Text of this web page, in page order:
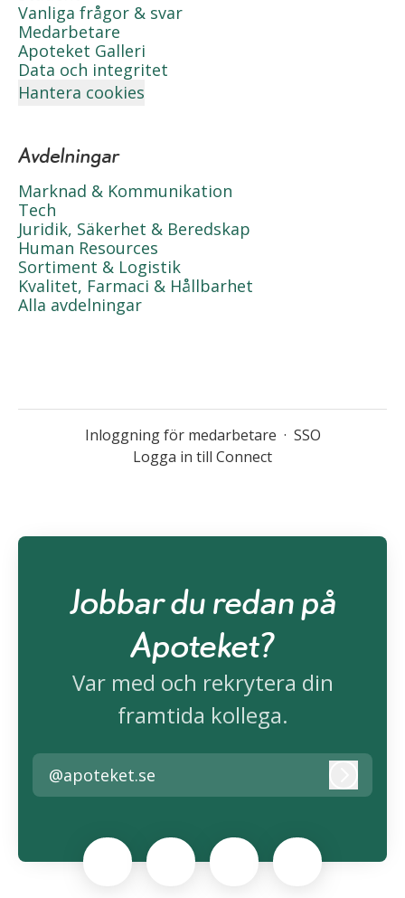
Vanliga frågor & svar
Medarbetare
Apoteket Galleri
Data och integritet
Hantera cookies
Avdelningar
Marknad & Kommunikation
Tech
Juridik, Säkerhet & Beredskap
Human Resources
Sortiment & Logistik
Kvalitet, Farmaci & Hållbarhet
Alla avdelningar
Inloggning för medarbetare · SSO
Logga in till Connect
Jobbar du redan på
Apoteket?
Var med och rekrytera din
framtida kollega.
@apoteket.se